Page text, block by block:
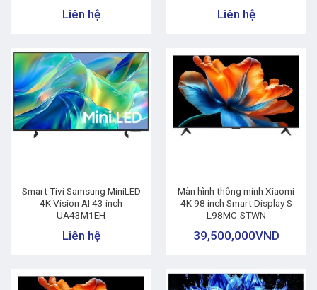
Liên hệ Liên hệ
Smart Tivi Samsung MiniLED
4K Vision AI 43 inch
UA43M1EH
Liên hệ
Màn hình thông minh Xiaomi
4K 98 inch Smart Display S
L98MC-STWN
39,500,000VND